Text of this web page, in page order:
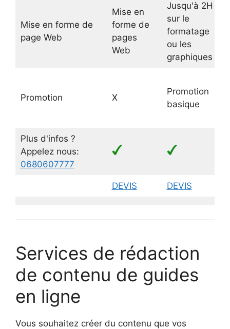
Mise en forme de
page Web
Mise en
forme de
pages
Web
Jusqu'à 2H
sur le
formatage
ou les
graphiques
Promotion X
Promotion
basique
Plus d'infos ?
Appelez nous:
0680607777
DEVIS DEVIS
Services de rédaction
de contenu de guides
en ligne
Vous souhaitez créer du contenu que vos